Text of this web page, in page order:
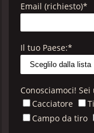
Email (richiesto)*
Il tuo Paese:*
Conosciamoci! Sei
Cacciatore
Campo da tiro